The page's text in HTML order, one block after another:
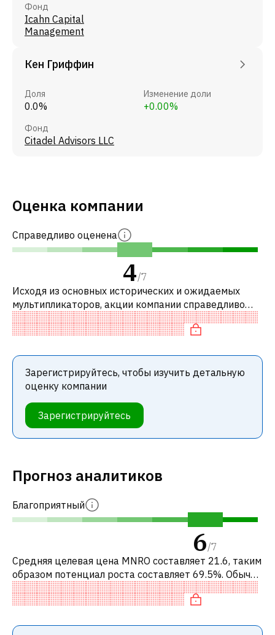
Фонд
Icahn Capital
Management
Кен Гриффин
Доля
0.0%
Изменение доли
+0.00%
Фонд
Citadel Advisors LLC
Оценка компании
Справедливо оценена
4/7
Исходя из основных исторических и ожидаемых
мультипликаторов, акции компании справедливо
оценены по сравнению с аналогичными компаниями.
В частности, акция «дорогая» по P
Зарегистрируйтесь, чтобы изучить детальную
оценку компании
Зарегистрируйтесь
Прогноз аналитиков
Благоприятный
6/7
Средняя целевая цена MNRO составляет 21.6, таким
образом потенциал роста составляет 69.5%. Обычно
это означает рекомендацию «ПОКУПАТЬ» среди
инвестиционных компаний или р